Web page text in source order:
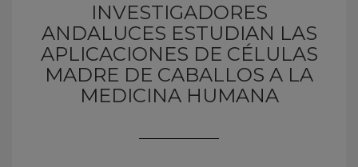
INVESTIGADORES
ANDALUCES ESTUDIAN LAS
APLICACIONES DE CÉLULAS
MADRE DE CABALLOS A LA
MEDICINA HUMANA